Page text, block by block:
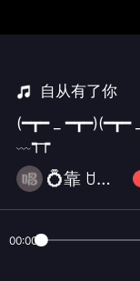
自从有了你
(━┳━ _ ━┳━)(━┳━
﹏┭┮
💍靠 ꇴ倒 💍
00:00